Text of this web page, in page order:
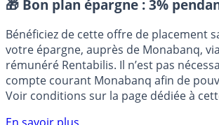
🎁 Bon plan épargne : 3%
Bénéficiez de cette offre de placement
votre épargne, auprès de Monabanq,
rémunéré Rentabilis. Il n’est pas
compte courant Monabanq afin de
Voir conditions sur la page dédiée à